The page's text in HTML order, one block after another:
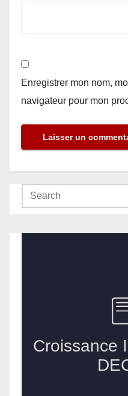
Enregistrer mon nom,
navigateur pour mon